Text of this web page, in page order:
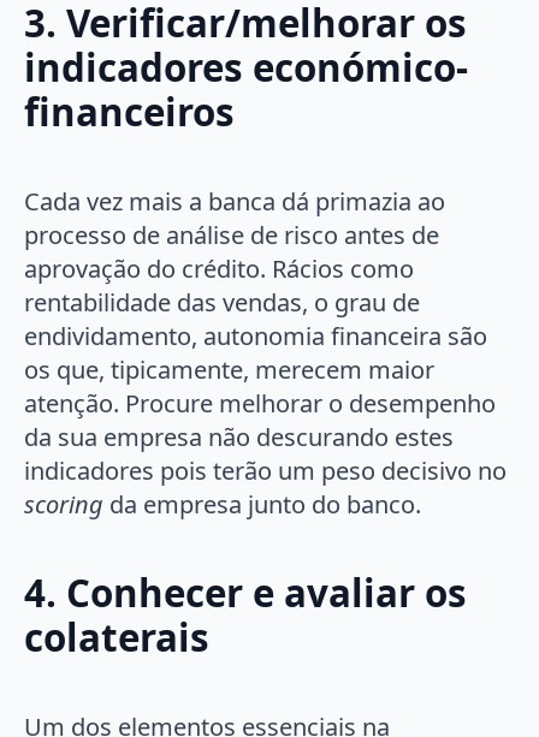
3. Verificar/melhorar os
indicadores económico-
financeiros
Cada vez mais a banca dá primazia ao
processo de análise de risco antes de
aprovação do crédito. Rácios como
rentabilidade das vendas, o grau de
endividamento, autonomia financeira são
os que, tipicamente, merecem maior
atenção. Procure melhorar o desempenho
da sua empresa não descurando estes
indicadores pois terão um peso decisivo no
scoring da empresa junto do banco.
4. Conhecer e avaliar os
colaterais
Um dos elementos essenciais na